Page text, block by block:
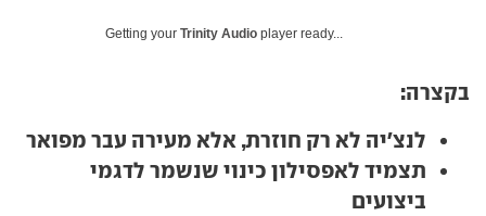
Getting your Trinity Audio player ready...
בקצרה:
לנצ'יה לא רק חוזרת, אלא מעירה עבר מפואר
תצמיד לאפסילון כינוי שנשמר לדגמי
ביצועים